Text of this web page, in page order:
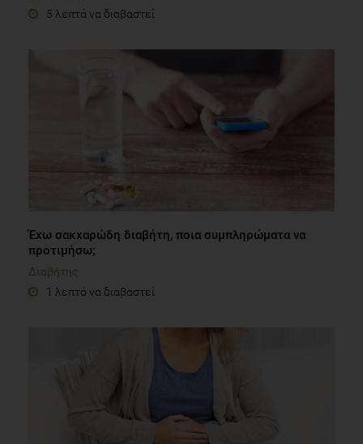
5 λεπτά να διαβαστεί
Έχω σακχαρώδη διαβήτη, ποια συμπληρώματα να
προτιμήσω;
Διαβήτης
1 λεπτό να διαβαστεί